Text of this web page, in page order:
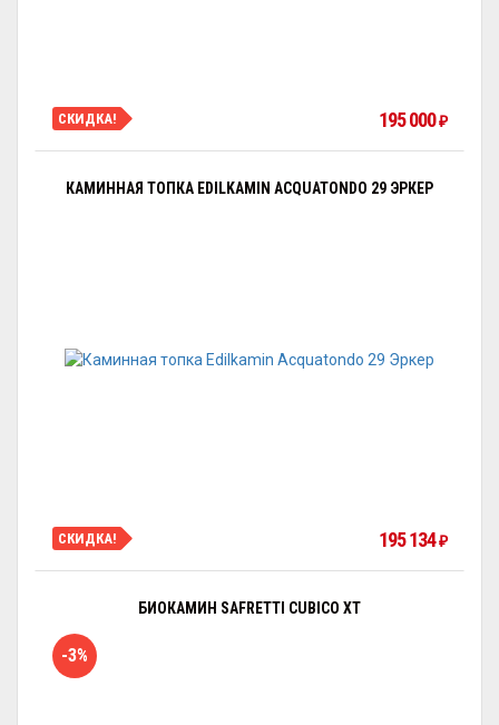
СКИДКА! 195 000₽
КАМИННАЯ ТОПКА EDILKAMIN ACQUATONDO 29 ЭРКЕР
СКИДКА! 195 134₽
БИОКАМИН SAFRETTI CUBICO XT
-3%